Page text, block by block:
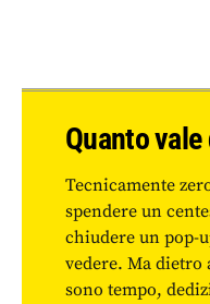
Quanto
Tecnicamente
spendere un
chiudere un pop-
vedere. Ma dietro
sono tempo,